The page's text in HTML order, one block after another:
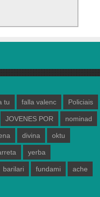
tu falla valenc Policiais
JOVENES POR nominad
divina oktu
yerba
barilari fundami ache